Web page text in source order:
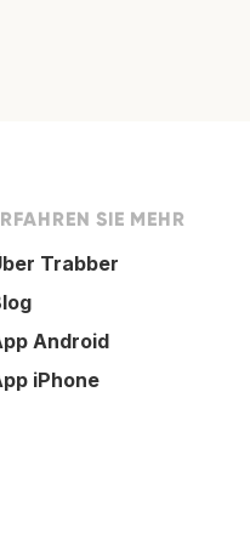
SIE MEHR
Trabber
Android
iPhone